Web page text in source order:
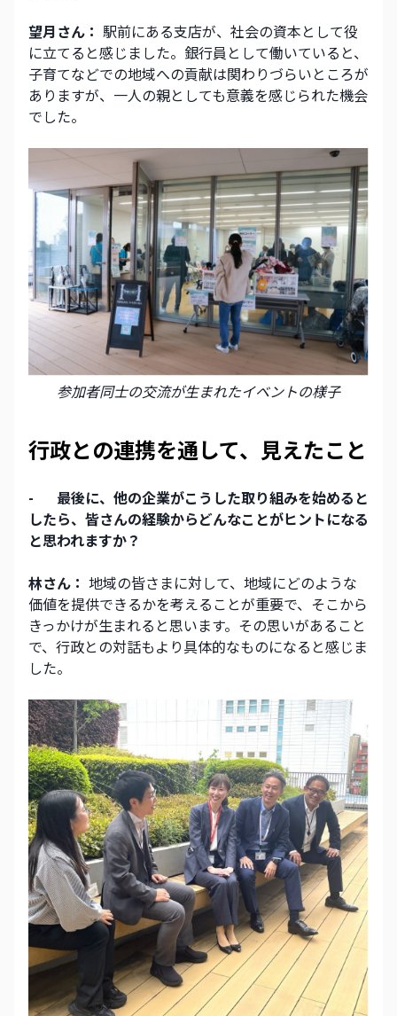
望月さん： 駅前にある支店が、社会の資本として役
に立てると感じました。銀行員として働いていると、
子育てなどでの地域への貢献は関わりづらいところが
ありますが、一人の親としても意義を感じられた機会
でした。
参加者同士の交流が生まれたイベントの様子
行政との連携を通して、見えたこと
-
最後に、他の企業がこうした取り組みを始めると
したら、皆さんの経験からどんなことがヒントになる
と思われますか？
林さん： 地域の皆さまに対して、地域にどのような
価値を提供できるかを考えることが重要で、そこから
きっかけが生まれると思います。その思いがあること
で、行政との対話もより具体的なものになると感じま
した。